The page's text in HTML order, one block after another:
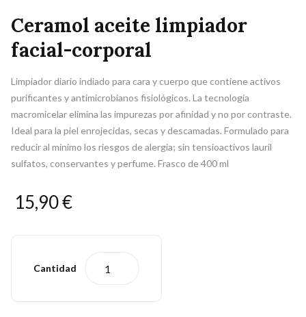
Ceramol aceite limpiador
facial-corporal
​Limpiador diario indiado para cara y cuerpo que contiene activos
purificantes y antimicrobianos fisiológicos. La tecnología
macromicelar elimina las impurezas por afinidad y no por contraste.
Ideal para la piel enrojecidas, secas y descamadas. Formulado para
reducir al mínimo los riesgos de alergia; sin tensioactivos lauril
sulfatos, conservantes y perfume. Frasco de 400 ml
15,90 €
Cantidad